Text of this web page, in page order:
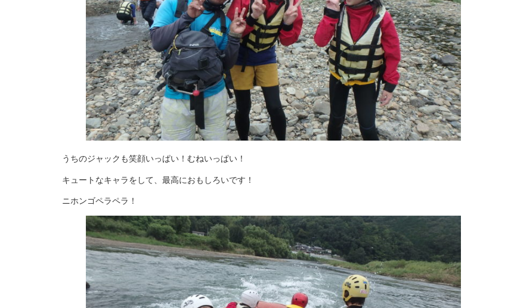
うちのジャックも笑顔いっぱい！むねいっぱい！
キュートなキャラをして、最高におもしろいです！
ニホンゴペラペラ！